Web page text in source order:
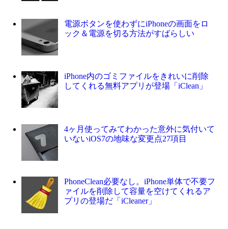
電源ボタンを使わずにiPhoneの画面をロ
ック＆電源を切る方法がすばらしい
iPhone内のゴミファイルをきれいに削除
してくれる無料アプリが登場「iClean」
4ヶ月使ってみてわかった意外に気付いて
いないiOS7の地味な変更点27項目
PhoneClean必要なし。iPhone単体で不要フ
ァイルを削除して容量を空けてくれるア
プリの登場だ「iCleaner」